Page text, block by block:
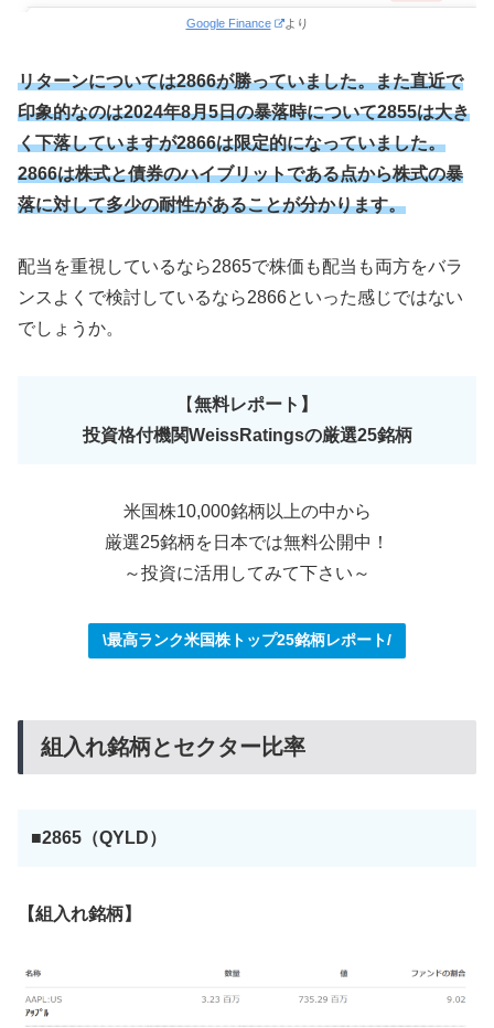
Google Finance より
リターンについては2866が勝っていました。また直近で
印象的なのは2024年8月5日の暴落時について2855は大き
く下落していますが2866は限定的になっていました。
2866は株式と債券のハイブリットである点から株式の暴
落に対して多少の耐性があることが分かります。
配当を重視しているなら2865で株価も配当も両方をバラ
ンスよくで検討しているなら2866といった感じではない
でしょうか。
【無料レポート 】
投資格付機関WeissRatingsの厳選25銘柄
米国株10,000銘柄以上の中から
厳選25銘柄を日本では無料公開中！
～投資に活用してみて下さい～
\最高ランク米国株トップ25銘柄レポート/
組入れ銘柄とセクター比率
■2865（QYLD）
【組入れ銘柄】